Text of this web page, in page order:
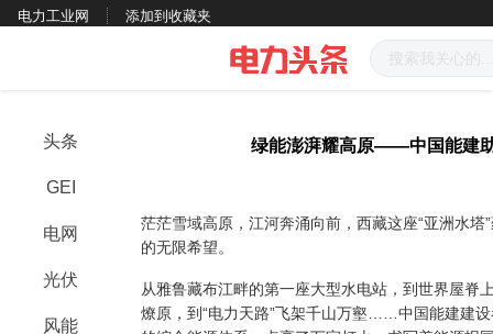
电力工业网 添加到收藏夹
头条
GEI
电网
光伏
风能
绿能澎湃耀高原——中国能建
茫茫雪域高原，江河奔涌向前，西藏这座“亚洲水塔
的无限希望。
从雅鲁藏布江畔的第一座大型水电站，到世界屋脊
燎原，到“电力天路”飞架千山万壑……中国能建建